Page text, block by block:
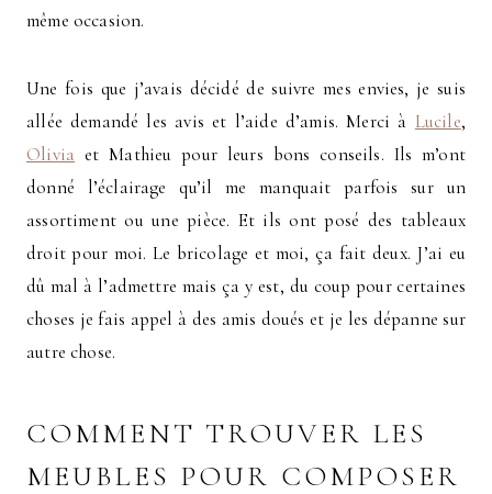
même occasion.
Une fois que j’avais décidé de suivre mes envies, je suis
allée demandé les avis et l’aide d’amis. Merci à Lucile,
Olivia et Mathieu pour leurs bons conseils. Ils m’ont
donné l’éclairage qu’il me manquait parfois sur un
assortiment ou une pièce. Et ils ont posé des tableaux
droit pour moi. Le bricolage et moi, ça fait deux. J’ai eu
dû mal à l’admettre mais ça y est, du coup pour certaines
choses je fais appel à des amis doués et je les dépanne sur
autre chose.
COMMENT TROUVER LES
MEUBLES POUR COMPOSER